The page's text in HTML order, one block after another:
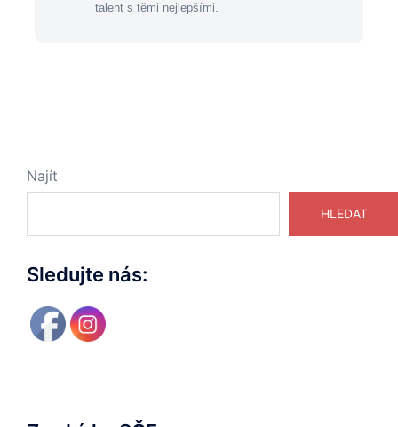
talent s těmi nejlepšími.
Najít
HLEDAT
Sledujte nás: